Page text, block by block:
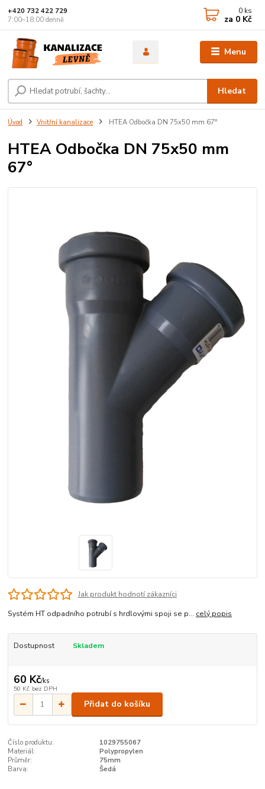
Menu
Hledat
+420 732 422 729
7:00–18:00 denně
0 ks
za 0 Kč
Úvod Vnitřní kanalizace HTEA Odbočka DN 75x50 mm 67°
HTEA Odbočka DN 75x50 mm
67°
Jak produkt hodnotí zákazníci
Systém HT odpadního potrubí s hrdlovými spoji se p... celý popis
Dostupnost Skladem
60 Kč/ks
50 Kč bez DPH
Přidat do košíku
Číslo produktu:
1029755067
Materiál:
Polypropylen
Průměr:
75mm
Barva:
Šedá